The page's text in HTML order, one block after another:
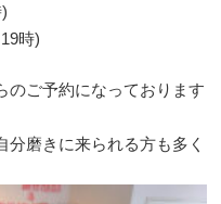
時)
のご予約になっております
磨きに来られる方も多く